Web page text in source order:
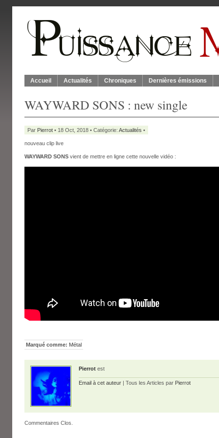
Accueil Actualités Chroniques Dernières émissions
WAYWARD SONS : new single
Par Pierrot • 18 Oct, 2018 • Catégorie: Actualités •
nouveau clip live
WAYWARD SONS vient de mettre en ligne cette nouvelle vidéo :
Marqué comme: Métal
Pierrot est
Email à cet auteur | Tous les Articles par Pierrot
Commentaires Clos.